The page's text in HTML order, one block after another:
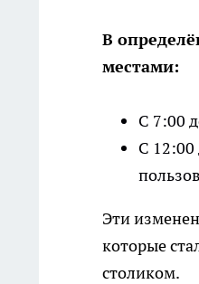
В
местами:
С 7:00
С 12:00
Эти
которые
столиком.